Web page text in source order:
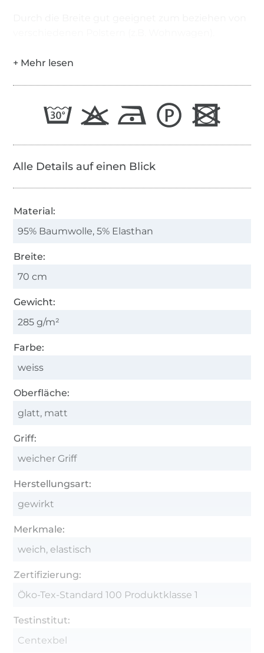
Alle Details auf einen Blick
Material:
95% Baumwolle, 5% Elasthan
Breite:
70 cm
Gewicht:
285 g/m²
Farbe:
weiss
Oberfläche:
glatt, matt
Griff:
weicher Griff
Herstellungsart:
gewirkt
Merkmale:
weich, elastisch
Zertifizierung:
Öko-Tex-Standard 100 Produktklasse 1
Testinstitut:
Centexbel